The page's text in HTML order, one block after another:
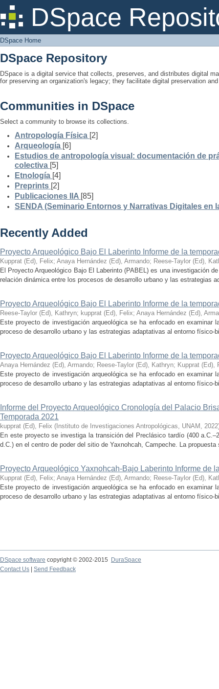
DSpace
DSpace Home
DSpace Home
DSpace Repository
DSpace is a digital service that collects, preserves, and distributes digital
for preserving an organization's legacy; they facilitate digital preservation
Communities in DSpace
Select a community to browse its collections.
Antropología Física [2]
Arqueología [6]
Estudios de antropología visual: documentación de
colectiva [5]
Etnología [4]
Preprints [2]
Publicaciones IIA [85]
SENDA (Seminario Entornos y Narrativas Digitales en
Recently Added
Proyecto Arqueológico Bajo El Laberinto Informe de la
Kupprat (Ed), Felix; Anaya Hernández (Ed), Armando; Reese-Taylor (Ed),
El Proyecto Arqueológico Bajo El Laberinto (PABEL) es una investigación
relación dinámica entre los procesos de desarrollo urbano y las estrategias
Proyecto Arqueológico Bajo El Laberinto Informe de la
Reese-Taylor (Ed), Kathryn; kupprat (Ed), Felix; Anaya Hernández (Ed),
Este proyecto de investigación arqueológica se ha enfocado en examinar
proceso de desarrollo urbano y las estrategias adaptativas al entorno físico-
Proyecto Arqueológico Bajo El Laberinto Informe de la
Anaya Hernández (Ed), Armando; Reese-Taylor (Ed), Kathryn; Kupprat (Ed),
Este proyecto de investigación arqueológica se ha enfocado en examinar
proceso de desarrollo urbano y las estrategias adaptativas al entorno físico-
Informe del Proyecto Arqueológico Cronología del Palacio
Temporada 2021
kupprat (Ed), Felix ( Instituto de Investigaciones Antropológicas, UNAM , 2022
En este proyecto se investiga la transición del Preclásico tardío (400
d.C.) en el centro de poder del sitio de Yaxnohcah, Campeche. La
Proyecto Arqueológico Yaxnohcah-Bajo Laberinto Informe de
Kupprat (Ed), Felix; Anaya Hernández (Ed), Armando; Reese-Taylor (Ed),
Este proyecto de investigación arqueológica se ha enfocado en examinar
proceso de desarrollo urbano y las estrategias adaptativas al entorno físico-
DSpace software copyright © 2002-2015
DuraSpace
Contact Us
Send Feedback